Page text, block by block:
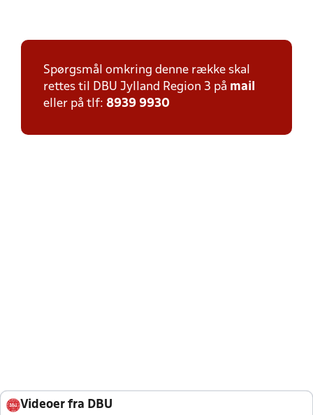
Spørgsmål omkring denne række skal
rettes til DBU Jylland Region 3 på mail
eller på tlf: 8939 9930
Videoer fra DBU